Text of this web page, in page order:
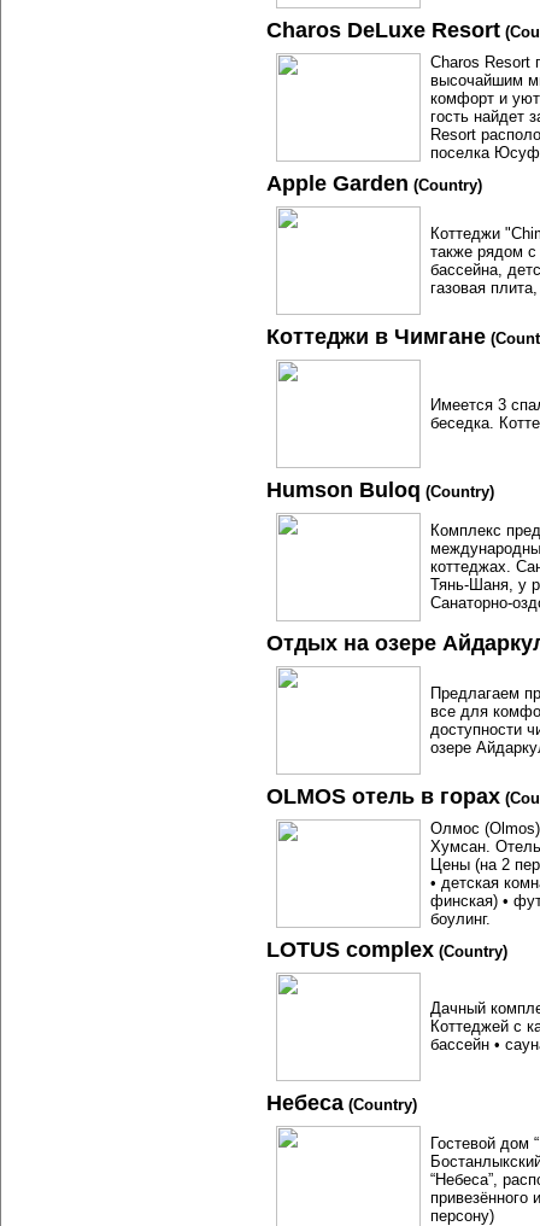
Charos DeLuxe Resort
Charos Resort
высочайшим
комфорт и
гость найдет
Resort
поселка
Apple Garden (Country)
Коттеджи
также рядом
бассейна,
газовая
Коттеджи в Чимгане
Имеется 3
беседка.
Humson Buloq (Country)
Комплекс
коттеджах.
Тянь-Шаня, у
Санаторно-
Отдых на озере
Предлагаем
все для
доступности
озере
OLMOS отель в горах
Олмос (Olmos)
Хумсан.
Цены (на 2
• детская
финская) •
боулинг.
LOTUS complex (Country)
Дачный
Коттеджей с
бассейн •
Небеса (Country)
Гостевой дом
“Небеса”,
персону)